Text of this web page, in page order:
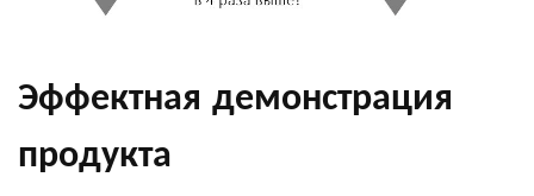
Эффектная демонстрация
продукта